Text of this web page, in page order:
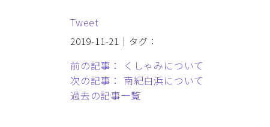
Tweet
2019-11-21｜タグ：
前の記事： くしゃみについて
次の記事： 南紀白浜について
過去の記事一覧